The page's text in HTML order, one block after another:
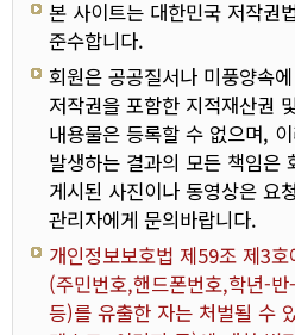
본 사이트는 대한민국 저작권
준수합니다.
회원은 공공질서나 미풍양속
저작권을 포함한 지적재산권
내용물은 등록할 수 없으며,
발생하는 결과의 모든 책임은
게시된 사진이나 동영상은 요
관리자에게 문의바랍니다.
개인정보보호법 제59조 제3
(주민번호,핸드폰번호,학년-
등)를 유출한 자는 처벌될 수